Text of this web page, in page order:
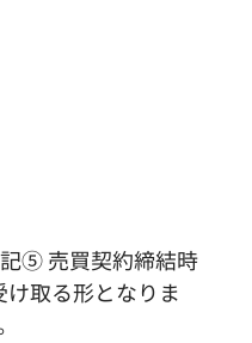
⑤ 売買契約締結時
取る形となりま